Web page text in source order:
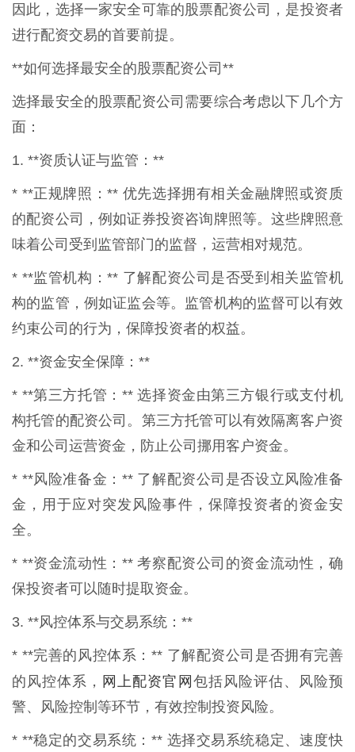
因此，选择一家安全可靠的股票配资公司，是投资者
进行配资交易的首要前提。
**如何选择最安全的股票配资公司**
选择最安全的股票配资公司需要综合考虑以下几个方
面：
1. **资质认证与监管：**
* **正规牌照：** 优先选择拥有相关金融牌照或资质
的配资公司，例如证券投资咨询牌照等。这些牌照意
味着公司受到监管部门的监督，运营相对规范。
* **监管机构：** 了解配资公司是否受到相关监管机
构的监管，例如证监会等。监管机构的监督可以有效
约束公司的行为，保障投资者的权益。
2. **资金安全保障：**
* **第三方托管：** 选择资金由第三方银行或支付机
构托管的配资公司。第三方托管可以有效隔离客户资
金和公司运营资金，防止公司挪用客户资金。
* **风险准备金：** 了解配资公司是否设立风险准备
金，用于应对突发风险事件，保障投资者的资金安
全。
* **资金流动性：** 考察配资公司的资金流动性，确
保投资者可以随时提取资金。
3. **风控体系与交易系统：**
* **完善的风控体系：** 了解配资公司是否拥有完善
的风控体系， 网上配资官网包括风险评估、风险预
警、风险控制等环节，有效控制投资风险。
* **稳定的交易系统：** 选择交易系统稳定、速度快